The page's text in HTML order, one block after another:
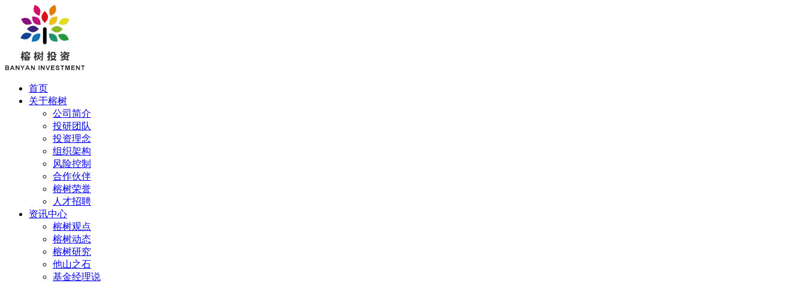
首页
关于榕树
公司简介
投研团队
投资理念
组织架构
风险控制
合作伙伴
榕树荣誉
人才招聘
资讯中心
榕树观点
榕树动态
榕树研究
他山之石
基金经理说